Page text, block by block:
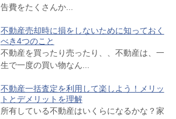
告費をたくさんか...
不動産売却時に損をしないために知っておく
べき4つのこと
不動産を買ったり売ったり、、不動産は、一
生で一度の買い物なん...
不動産一括査定を利用して楽しよう！メリッ
トとデメリットを理解
所有している不動産はいくらになるかな？家